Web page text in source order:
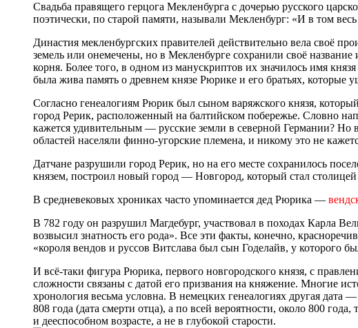
Свадьба правящего герцога Мекленбурга с дочерью русского
поэтически, по старой памяти, называли Мекленбург: «И в том
Династия мекленбургских правителей действительно вела своё
земель или онемечены, но в Мекленбурге сохранили своё
корня. Более того, в одном из манускриптов их значилось имя
была жива память о древнем князе Рюрике и его братьях, которые
Согласно генеалогиям Рюрик был сыном варяжского князя,
город Рерик, расположенный на балтийском побережье. Словно
кажется удивительным — русские земли в северной Германии? Но
областей населяли финно-угорские племена, и никому это не
Датчане разрушили город Рерик, но на его месте сохранилось
князем, построил новый город — Новгород, который стал столицей
В средневековых хрониках часто упоминается дед Рюрика —
В 782 году он разрушил Магдебург, участвовал в походах Карла
возвысил знатность его рода». Все эти факты, конечно,
«короля вендов и руссов Витслава был сын Годелайв, у которого
И всё-таки фигура Рюрика, первого новгородского князя, с
сложности связаны с датой его призвания на княжение. Многие
хронология весьма условна. В немецких генеалогиях другая
808 года (дата смерти отца), а по всей вероятности, около 800
и дееспособном возрасте, а не в глубокой старости.